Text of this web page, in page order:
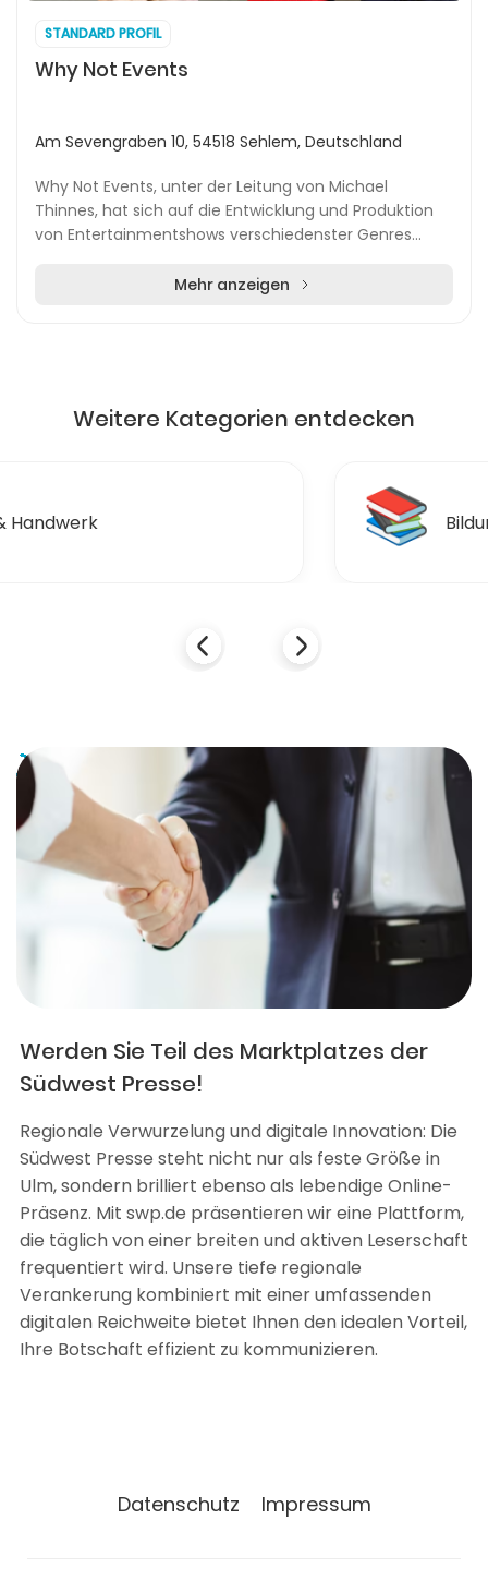
STANDARD PROFIL
Why Not Events
Am Sevengraben 10, 54518 Sehlem, Deutschland
Why Not Events, unter der Leitung von Michael
Thinnes, hat sich auf die Entwicklung und Produktion
von Entertainmentshows verschiedenster Genres
Mehr anzeigen
Weitere Kategorien entdecken
📚
Werden Sie Teil des Marktplatzes der
Südwest Presse!
Regionale Verwurzelung und digitale Innovation: Die
Südwest Presse steht nicht nur als feste Größe in
Ulm, sondern brilliert ebenso als lebendige Online-
Präsenz. Mit swp.de präsentieren wir eine Plattform,
die täglich von einer breiten und aktiven Leserschaft
frequentiert wird. Unsere tiefe regionale
Verankerung kombiniert mit einer umfassenden
digitalen Reichweite bietet Ihnen den idealen Vorteil,
Ihre Botschaft effizient zu kommunizieren.
Datenschutz Impressum